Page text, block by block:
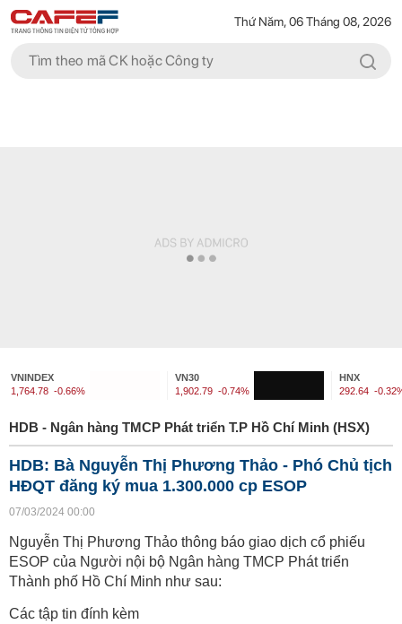
Thứ Năm, 06 Tháng 08, 2026
VNINDEX
1,764.78 -0.66%
VN30
1,902.79 -0.74%
HNX
292.64 -
HDB - Ngân hàng TMCP Phát triển T.P Hồ Chí Minh (HSX)
HDB: Bà Nguyễn Thị Phương Thảo - Phó Chủ tịch
HĐQT đăng ký mua 1.300.000 cp ESOP
07/03/2024 00:00
Nguyễn Thị Phương Thảo thông báo giao dịch cổ phiếu
ESOP của Người nội bộ Ngân hàng TMCP Phát triển
Thành phố Hồ Chí Minh như sau:
Các tập tin đính kèm